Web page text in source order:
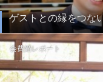
ゲストとの縁をつな
会費婚レポート